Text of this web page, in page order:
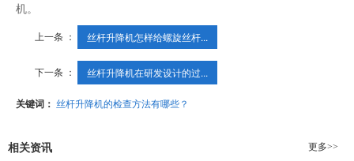
机。
上一条 ： 丝杆升降机怎样给螺旋丝杆...
下一条 ： 丝杆升降机在研发设计的过...
关键词： 丝杆升降机的检查方法有哪些？
相关资讯 更多>>